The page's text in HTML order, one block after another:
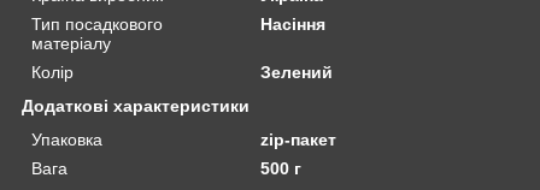
Тип посадкового
матеріалу
Насіння
Колір
Зелений
Додаткові характеристики
Упаковка
zip-пакет
Вага
500 г